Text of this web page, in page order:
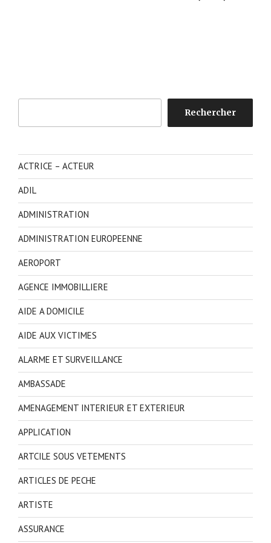
Rechercher
ACTRICE – ACTEUR
ADIL
ADMINISTRATION
ADMINISTRATION EUROPEENNE
AEROPORT
AGENCE IMMOBILLIERE
AIDE A DOMICILE
AIDE AUX VICTIMES
ALARME ET SURVEILLANCE
AMBASSADE
AMENAGEMENT INTERIEUR ET EXTERIEUR
APPLICATION
ARTCILE SOUS VETEMENTS
ARTICLES DE PECHE
ARTISTE
ASSURANCE